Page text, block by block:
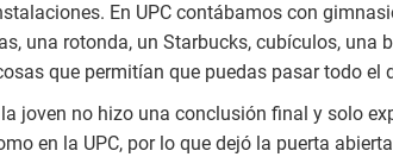
En UPC contábamos con
una rotonda, un Starbucks, cubículos, una
que permitían que puedas pasar todo el
joven no hizo una conclusión final y solo
en la UPC, por lo que dejó la puerta